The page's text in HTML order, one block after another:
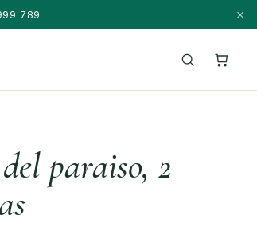
789
paraiso, 2